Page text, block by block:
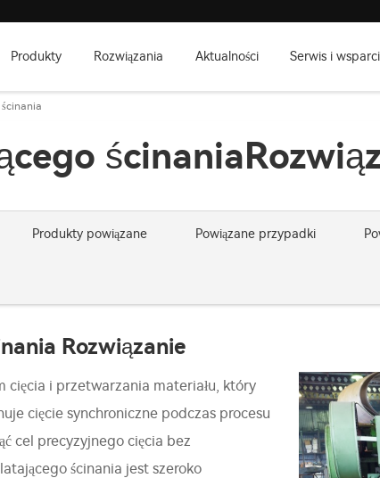
Produkty Rozwiązania Aktualności Serwis i
Produkty powiązane Powiązane przypadki
Rozwiązanie
cięcia i przetwarzania materiału, który
cięcie synchroniczne podczas procesu
cel precyzyjnego cięcia bez
ścinania jest szeroko